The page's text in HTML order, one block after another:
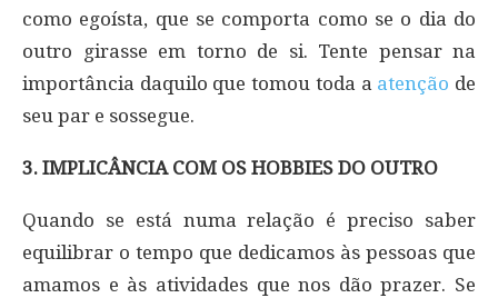
como egoísta, que se comporta como se o dia do
outro girasse em torno de si. Tente pensar na
importância daquilo que tomou toda a atenção de
seu par e sossegue.
3. IMPLICÂNCIA COM OS HOBBIES DO OUTRO
Quando se está numa relação é preciso saber
equilibrar o tempo que dedicamos às pessoas que
amamos e às atividades que nos dão prazer. Se